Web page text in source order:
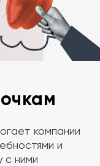
компании
и
с ними